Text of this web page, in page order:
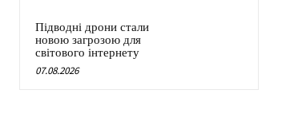
Підводні дрони стали
новою загрозою для
світового інтернету
07.08.2026